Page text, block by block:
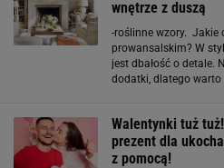
wnętrze z duszą
-roślinne wzory. Jakie
prowansalskim? W
jest dbałość o detale.
dodatki, dlatego warto
Walentynki tuż
prezent dla
z pomocą!